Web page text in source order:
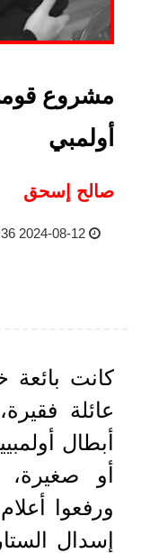
مشروع
أولمبي
صالح إسحق
2024-08-12 06:36 AM
كانت
عائلة
أبطال
أو
ورفعوا